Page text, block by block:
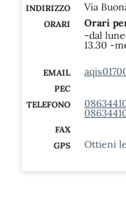
INDIRIZZO Via
ORARI
Orari
-dal
13.30 -
EMAIL
PEC
TELEFONO
FAX
GPS
Ottieni